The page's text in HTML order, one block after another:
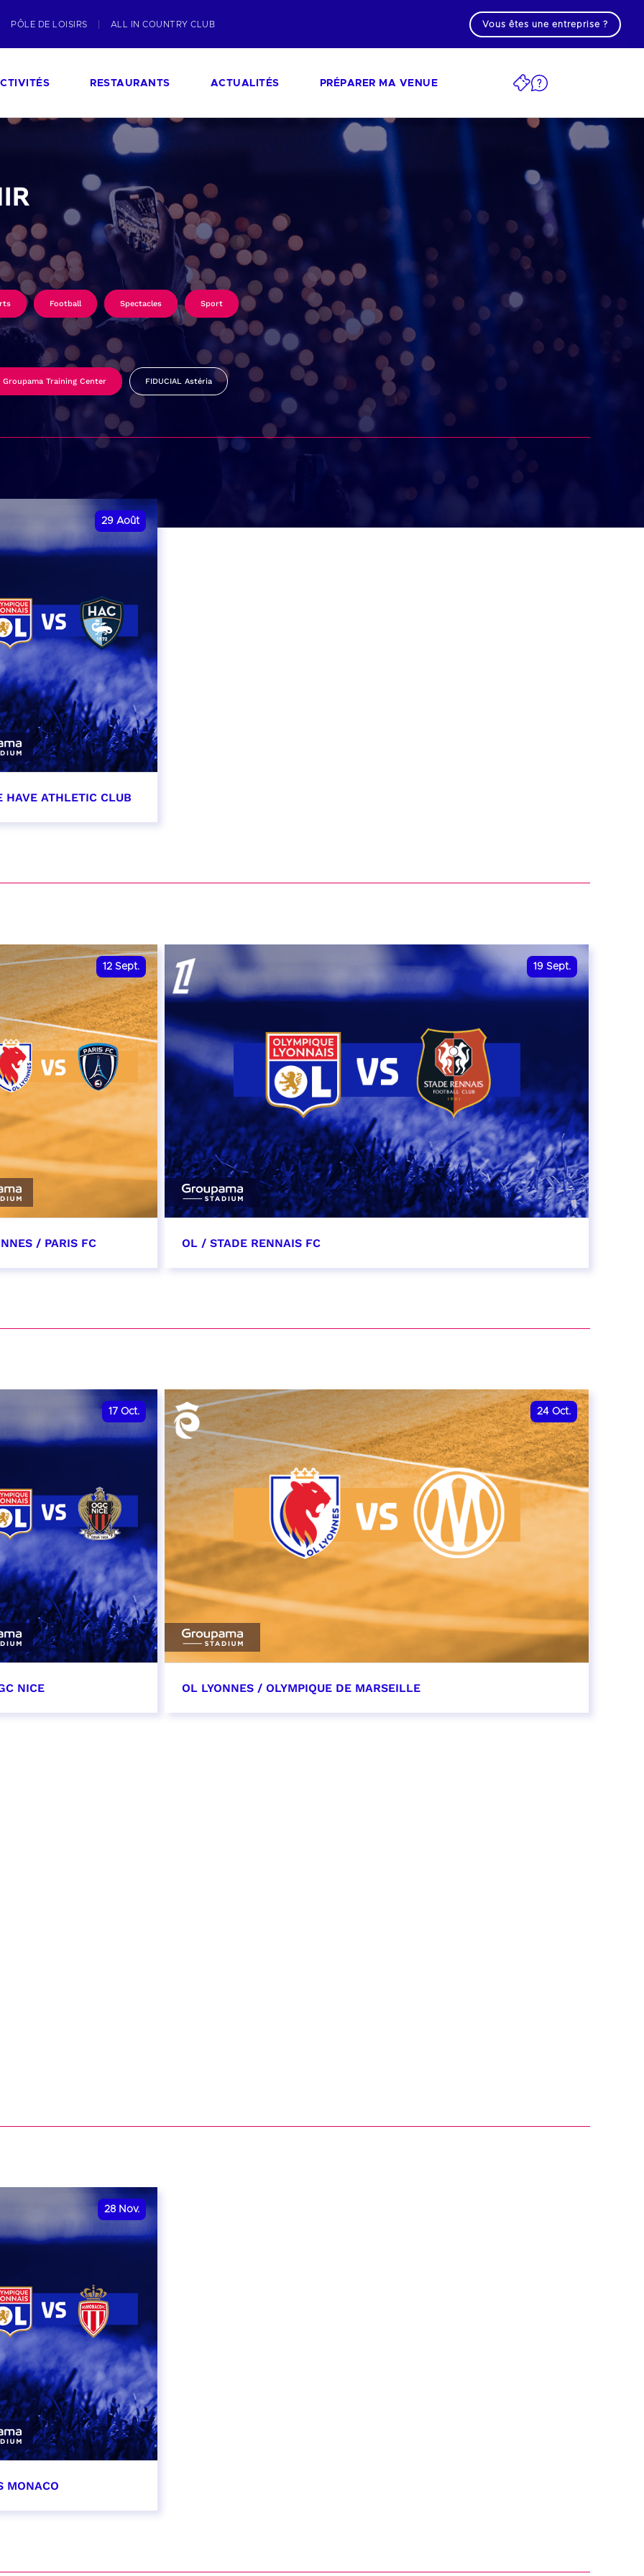
PÔLE DE LOISIRS ALL IN COUNTRY CLUB Vous êtes une entreprise ?
RESTAURANTS ACTUALITÉS PRÉPARER MA VENUE
Football Spectacles Sport
Groupama Training Center FIDUCIAL Astéria
29 Août
HAVE ATHLETIC CLUB
12 Sept.
/ PARIS FC
19 Sept.
OL / STADE RENNAIS FC
RÉSERVER
17 Oct.
NICE
24 Oct.
OL LYONNES / OLYMPIQUE DE MARSEILLE
28 Nov.
MONACO